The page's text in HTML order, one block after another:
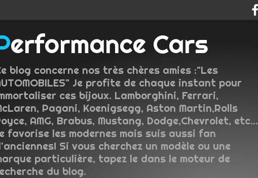
Performance Cars
blog concerne nos très chères amies :"Les
Je profite de chaque instant pour
ces bijoux. Lamborghini, Ferrari,
Pagani, Koenigsegg, Aston Martin,Rolls
AMG, Brabus, Mustang, Dodge,Chevrolet, etc...
favorise les modernes mais suis aussi fan
Si vous cherchez un modèle ou une
particulière, tapez le dans le moteur de
du blog.